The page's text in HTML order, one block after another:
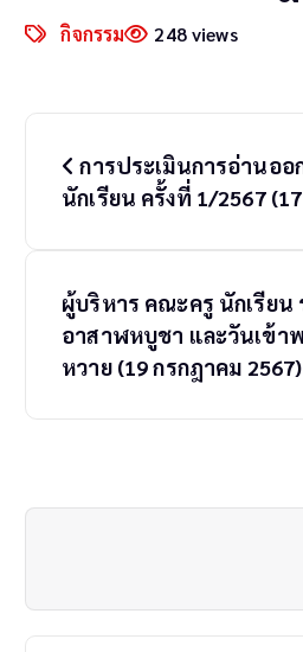
กิจกรรม 248 views
g
t
การประเมินการอ่านออ
นักเรียน ครั้งที่ 1/2567
ผู้บริหาร คณะครู นักเรียน
อาสาฬหบูชา และวันเข้า
หวาย (19 กรกฎาคม 2567)